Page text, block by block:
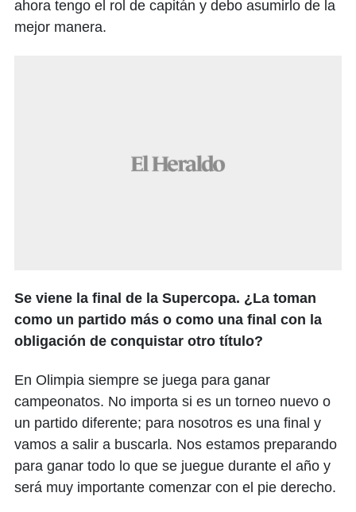
ahora tengo el rol de capitán y debo asumirlo de la
mejor manera.
Se viene la final de la Supercopa. ¿La toman
como un partido más o como una final con la
obligación de conquistar otro título?
En Olimpia siempre se juega para ganar
campeonatos. No importa si es un torneo nuevo o
un partido diferente; para nosotros es una final y
vamos a salir a buscarla. Nos estamos preparando
para ganar todo lo que se juegue durante el año y
será muy importante comenzar con el pie derecho.